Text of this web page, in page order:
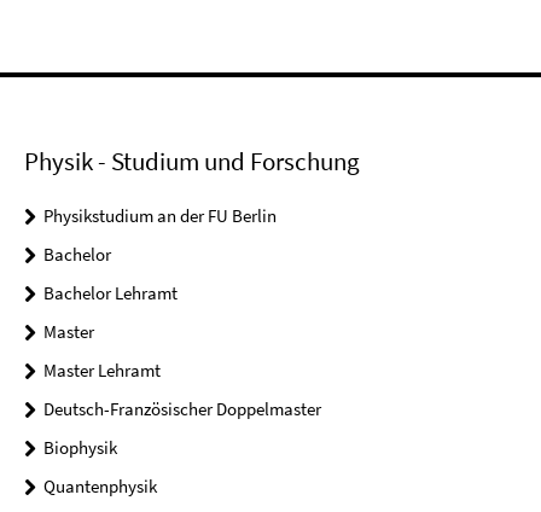
Physik - Studium und Forschung
Physikstudium an der FU Berlin
Bachelor
Bachelor Lehramt
Master
Master Lehramt
Deutsch-Französischer Doppelmaster
Biophysik
Quantenphysik